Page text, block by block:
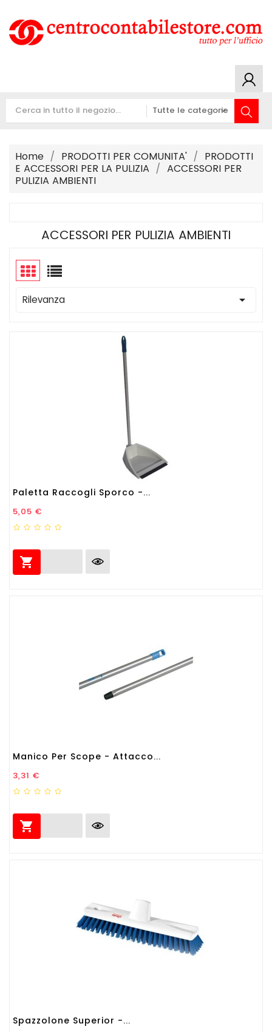
Home PRODOTTI PER COMUNITA'
PRODOTTI
E ACCESSORI PER LA PULIZIA
ACCESSORI PER
PULIZIA AMBIENTI
ACCESSORI PER PULIZIA AMBIENTI
Rilevanza 
Paletta Raccogli Sporco -...
Prezzo
5,05 €

Manico Per Scope - Attacco...
Prezzo
3,31 €

Spazzolone Superior -...